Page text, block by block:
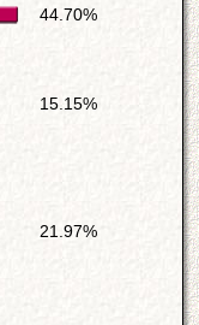
44.70%
15.15%
21.97%